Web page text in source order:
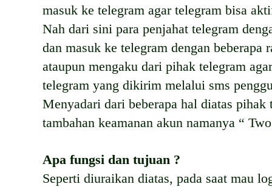
masuk ke telegram agar telegram bisa
Nah dari sini para penjahat telegram
dan masuk ke telegram dengan
ataupun mengaku dari pihak telegram
telegram yang dikirim melalui sms
Menyadari dari beberapa hal diatas
tambahan keamanan akun namanya “
Apa fungsi dan tujuan ?
Seperti diuraikan diatas, pada saat mau